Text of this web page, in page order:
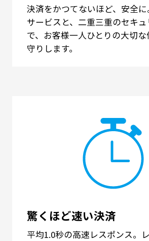
決済をかつてないほど、安全
サービスと、二重三重のセキ
で、お客様一人ひとりの大切
守りします。
驚くほど速い決済
平均1.0秒の高速レスポンス。